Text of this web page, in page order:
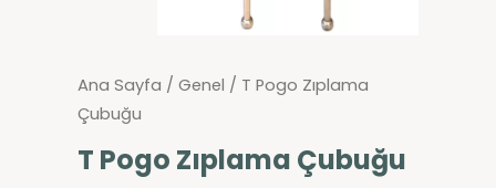
Ana Sayfa / Genel / T Pogo Zıplama
Çubuğu
T Pogo Zıplama Çubuğu